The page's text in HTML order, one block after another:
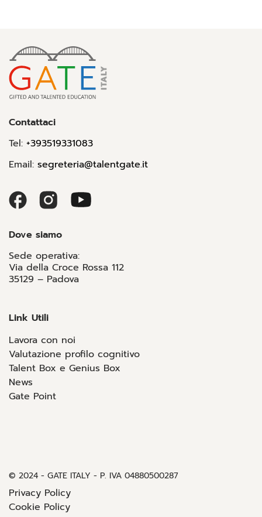
Contattaci
Tel: +393519331083
Email: segreteria@talentgate.it
Dove siamo
Sede operativa:
Via della Croce Rossa 112
35129 – Padova
Link Utili
Lavora con noi
Valutazione profilo cognitivo
Talent Box e Genius Box
News
Gate Point
© 2024 - GATE ITALY - P. IVA 04880500287
Privacy Policy
Cookie Policy